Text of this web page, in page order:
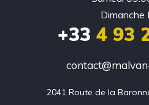
Dimanche
+33 4 93
2041 Route de la